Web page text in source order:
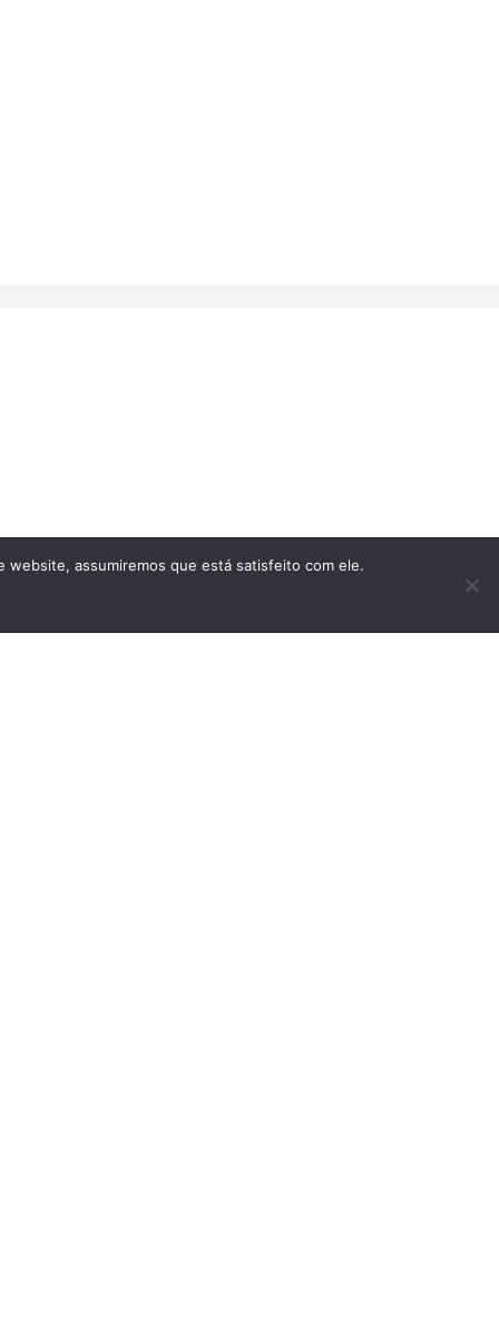
VIEW MORE
website, assumiremos que está satisfeito com ele.